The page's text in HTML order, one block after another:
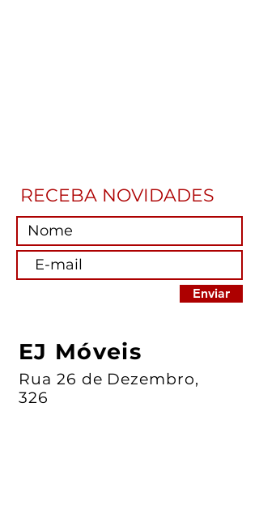
RECEBA NOVIDADES
Enviar
EJ Móveis
Rua 26 de Dezembro,
326